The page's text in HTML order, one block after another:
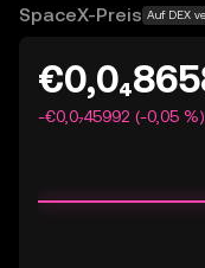
Beliebtheitsranking
verantwortlich.
SpaceX-Preis Auf DEX
-€0,0₇45992 (-0,05 %)